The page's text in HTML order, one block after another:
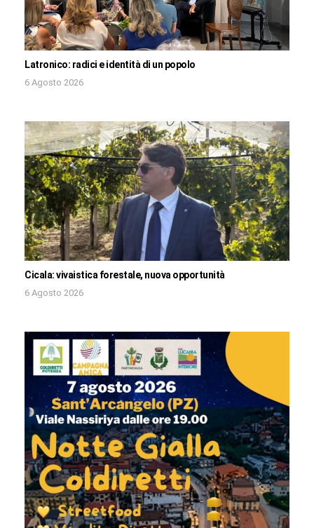
Latronico: radici e identità di un popolo
6 Agosto 2026
Cicala: vivaistica forestale, nuova opportunità
6 Agosto 2026